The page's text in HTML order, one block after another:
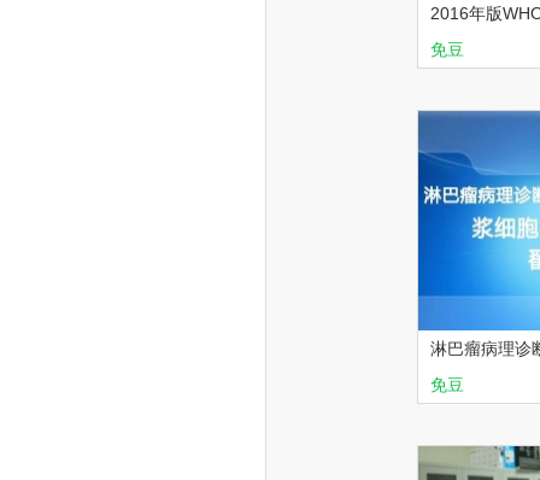
2016年版
（西京医院 王
免豆
淋巴瘤病理诊
细胞相关淋巴
免豆